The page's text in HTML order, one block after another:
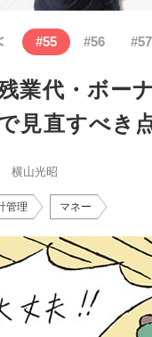
#55 #56 #57
残業代・ボー
見直すべき
横山光昭
管理 マネー